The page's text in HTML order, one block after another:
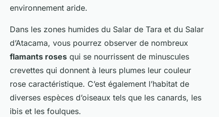
environnement aride.
Dans les zones humides du Salar de Tara et du Salar
d’Atacama, vous pourrez observer de nombreux
flamants roses qui se nourrissent de minuscules
crevettes qui donnent à leurs plumes leur couleur
rose caractéristique. C’est également l’habitat de
diverses espèces d’oiseaux tels que les canards, les
ibis et les foulques.